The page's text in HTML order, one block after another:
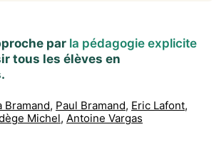
par la pédagogie explicite
tous les élèves en
Bramand, Paul Bramand, Eric Lafont,
Michel, Antoine Vargas